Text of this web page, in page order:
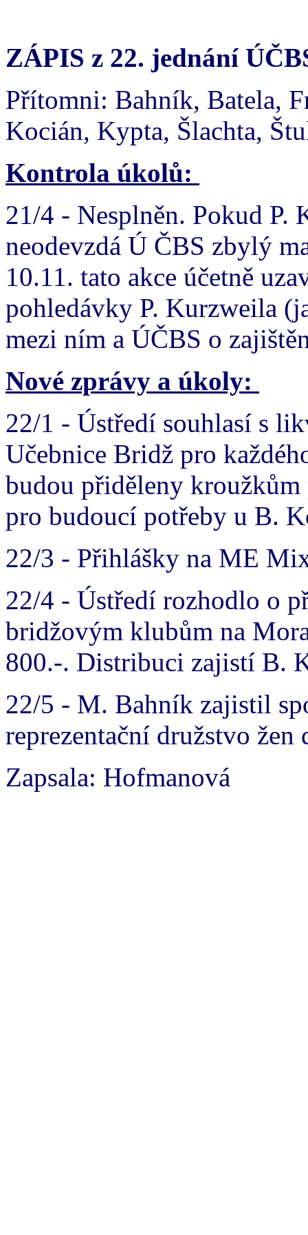
ZÁPIS z 22. jednání
Přítomni: Bahník, Batela,
Kocián, Kypta, Šlachta,
Kontrola úkolů:
21/4 - Nesplněn. Pokud
neodevzdá Ú ČBS zbylý
10.11. tato akce účetně
pohledávky P. Kurzweila
mezi ním a ÚČBS o
Nové zprávy a úkoly:
22/1 - Ústředí souhlasí s
Učebnice Bridž pro
budou přiděleny
pro budoucí potřeby u B.
22/3 - Přihlášky na ME
22/4 - Ústředí rozhodlo o
bridžovým klubům na
800.-. Distribuci zajistí B.
22/5 - M. Bahník zajistil
reprezentační družstvo
Zapsala: Hofmanová